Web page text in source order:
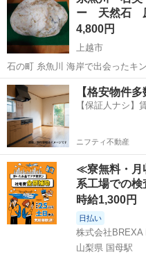
（布製）のような凹凸のある、し
ー 天然石
4,800円
上越市
石の町 糸魚川 海岸で出会ったキン
系〜濃厚オレンジ系の透過です
いもぜひお楽しみください。きれ
を暗くしてお試しくださいっ。 ...
新潟 上越市 インテリア
【格安物件
【保証人ナシ】
ニフティ不動産
≪寮無料・月
系工場での検
時給1,300円
日払い
株式会社BREXA
山梨県 国母駅